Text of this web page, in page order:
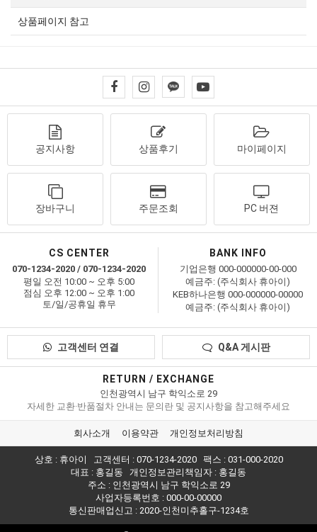
상품페이지 참고
공지사항 상품후기 마이페이지
장바구니 주문조회 PC 버젼
CS CENTER
070-1234-2020 / 070-1234-2020
평일 오전 10:00 ~ 오후 5:00
점심 오후 12:00 ~ 오후 1:00
토/일/공휴일 휴무
BANK INFO
기업은행 000-000000-00-000
예금주: (주식회사 휴아이)
KEB하나은행 000-000000-00000
예금주: (주식회사 휴아이)
고객센터 연결 Q&A 게시판
RETURN / EXCHANGE
인천광역시 남구 학익소로 29
자세한 교환·반품절차 안내는 문의란 및 공지사항을 참고해주세요
회사소개 이용약관 개인정보처리방침
상호 : 휴아이 고객센터 : 070-1234-2020
팩스 : 031-000-2020
대표 : 홍길동
개인정보관리책임자 : 홍길동
주소 : 인천광역시 남구 학익소로 29
사업자등록번호 : 000-00-00000
통신판매업신고 : 2020-인천미추홀구-1234호